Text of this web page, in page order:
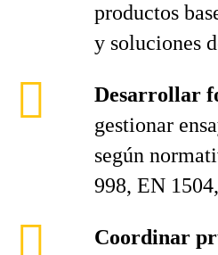
productos
y soluciones
Desarrollar
gestionar
según
998, EN
Coordinar